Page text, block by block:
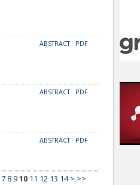
ABSTRACT PDF
ABSTRACT PDF
ABSTRACT PDF
7 8 910 11 12 13 14 > >>